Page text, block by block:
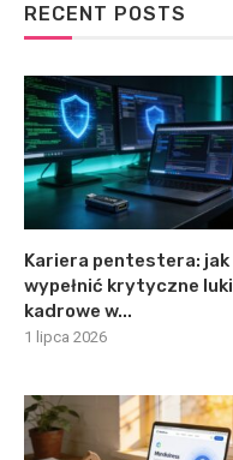
RECENT POSTS
Kariera pentestera: jak
wypełnić krytyczne luki
kadrowe w...
1 lipca 2026